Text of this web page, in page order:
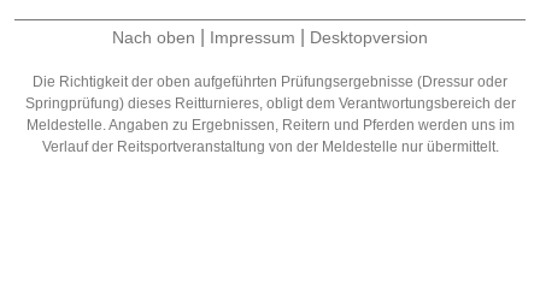
Nach oben Impressum Desktopversion
Die Richtigkeit der oben aufgeführten Prüfungsergebnisse (Dressur oder
Springprüfung) dieses Reitturnieres, obligt dem Verantwortungsbereich der
Meldestelle. Angaben zu Ergebnissen, Reitern und Pferden werden uns im
Verlauf der Reitsportveranstaltung von der Meldestelle nur übermittelt.